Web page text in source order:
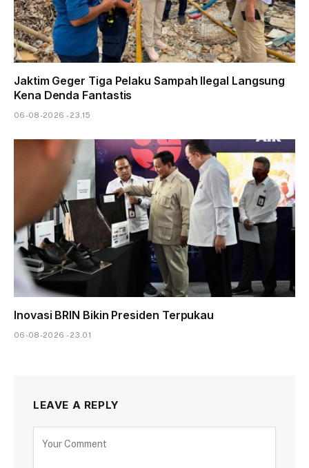
Jaktim Geger Tiga Pelaku Sampah Ilegal Langsung
Kena Denda Fantastis
06-08-2026 - 23.15
Inovasi BRIN Bikin Presiden Terpukau
06-08-2026 - 23.01
LEAVE A REPLY